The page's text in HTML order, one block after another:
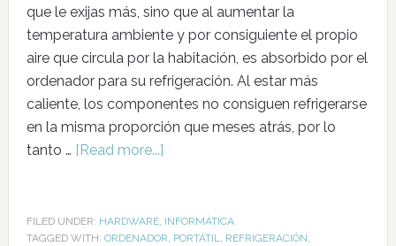
que le exijas más, sino que al aumentar la
temperatura ambiente y por consiguiente el propio
aire que circula por la habitación, es absorbido por el
ordenador para su refrigeración. Al estar más
caliente, los componentes no consiguen refrigerarse
en la misma proporción que meses atrás, por lo
tanto … [Read more...]
FILED UNDER: HARDWARE, INFORMÁTICA
TAGGED WITH: ORDENADOR PORTÁTIL REFRIGERACIÓN